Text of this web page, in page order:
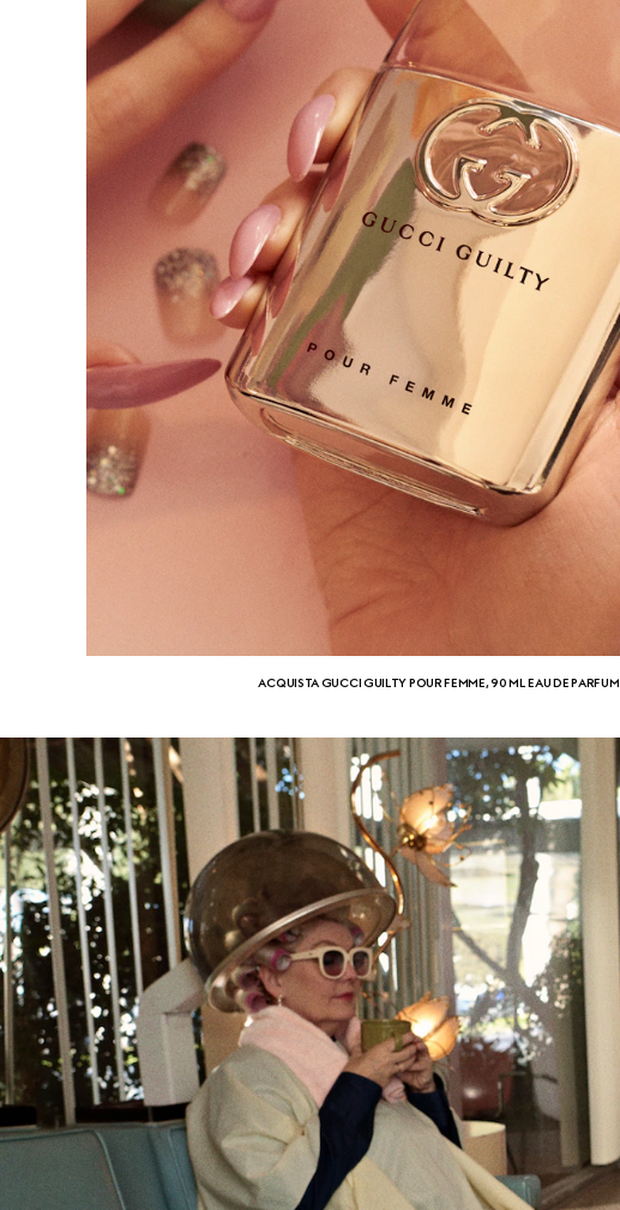
ACQUISTA GUCCI GUILTY POUR FEMME, 90 ML EAU DE PARFUM